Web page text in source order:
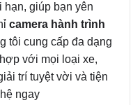
hạn, giúp bạn yên
camera hành trình
tôi cung cấp đa dạng
với mọi loại xe,
trí tuyệt vời và tiện
ngay